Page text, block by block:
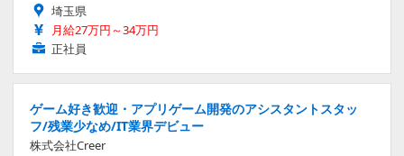
埼玉県
月給27万円～34万円
正社員
ゲーム好き歓迎・アプリゲーム開発のアシスタントスタッ
フ/残業少なめ/IT業界デビュー
株式会社Creer